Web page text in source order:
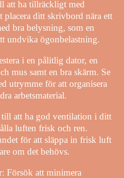
att ha tillräckligt med
placera ditt skrivbord nära ett
bra belysning, som en
undvika ögonbelastning.
i en pålitlig dator, en
mus samt en bra skärm. Se
utrymme för att organisera
arbetsmaterial.
att ha god ventilation i ditt
luften frisk och ren.
för att släppa in frisk luft
om det behövs.
Försök att minimera